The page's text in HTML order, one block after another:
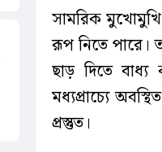
সামরিক
রূপ নিতে পারে।
ছাড় দিতে বাধ্য
মধ্যপ্রাচ্যে
প্রস্তুত।